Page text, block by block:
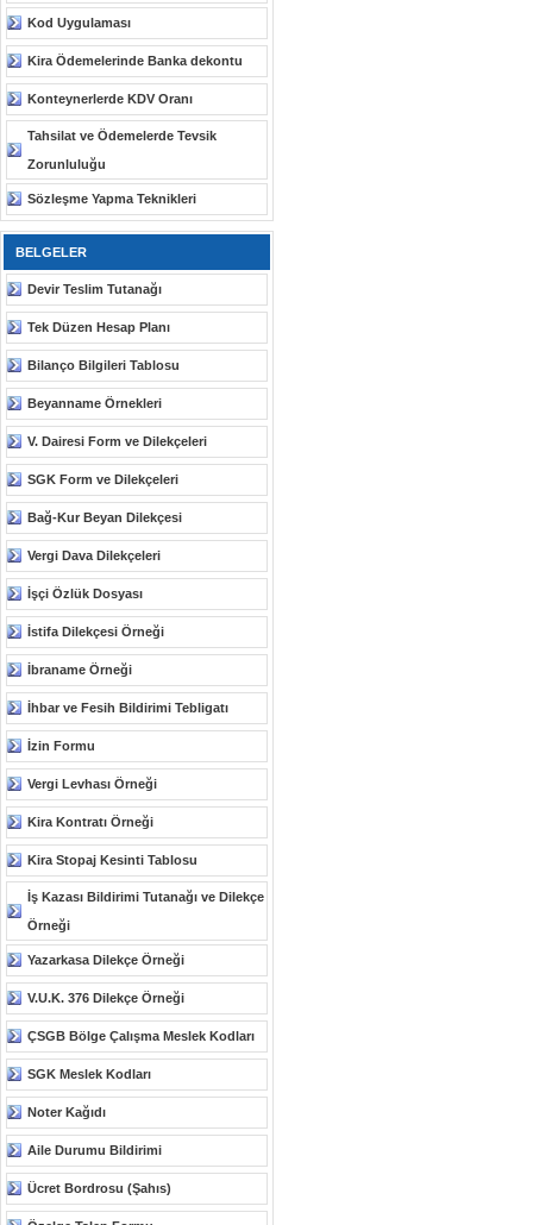
Kod Uygulaması
Kira Ödemelerinde Banka dekontu
Konteynerlerde KDV Oranı
Tahsilat ve Ödemelerde Tevsik
Zorunluluğu
Sözleşme Yapma Teknikleri
BELGELER
Devir Teslim Tutanağı
Tek Düzen Hesap Planı
Bilanço Bilgileri Tablosu
Beyanname Örnekleri
V. Dairesi Form ve Dilekçeleri
SGK Form ve Dilekçeleri
Bağ-Kur Beyan Dilekçesi
Vergi Dava Dilekçeleri
İşçi Özlük Dosyası
İstifa Dilekçesi Örneği
İbraname Örneği
İhbar ve Fesih Bildirimi Tebligatı
İzin Formu
Vergi Levhası Örneği
Kira Kontratı Örneği
Kira Stopaj Kesinti Tablosu
İş Kazası Bildirimi Tutanağı ve Dilekçe
Örneği
Yazarkasa Dilekçe Örneği
V.U.K. 376 Dilekçe Örneği
ÇSGB Bölge Çalışma Meslek Kodları
SGK Meslek Kodları
Noter Kağıdı
Aile Durumu Bildirimi
Ücret Bordrosu (Şahıs)